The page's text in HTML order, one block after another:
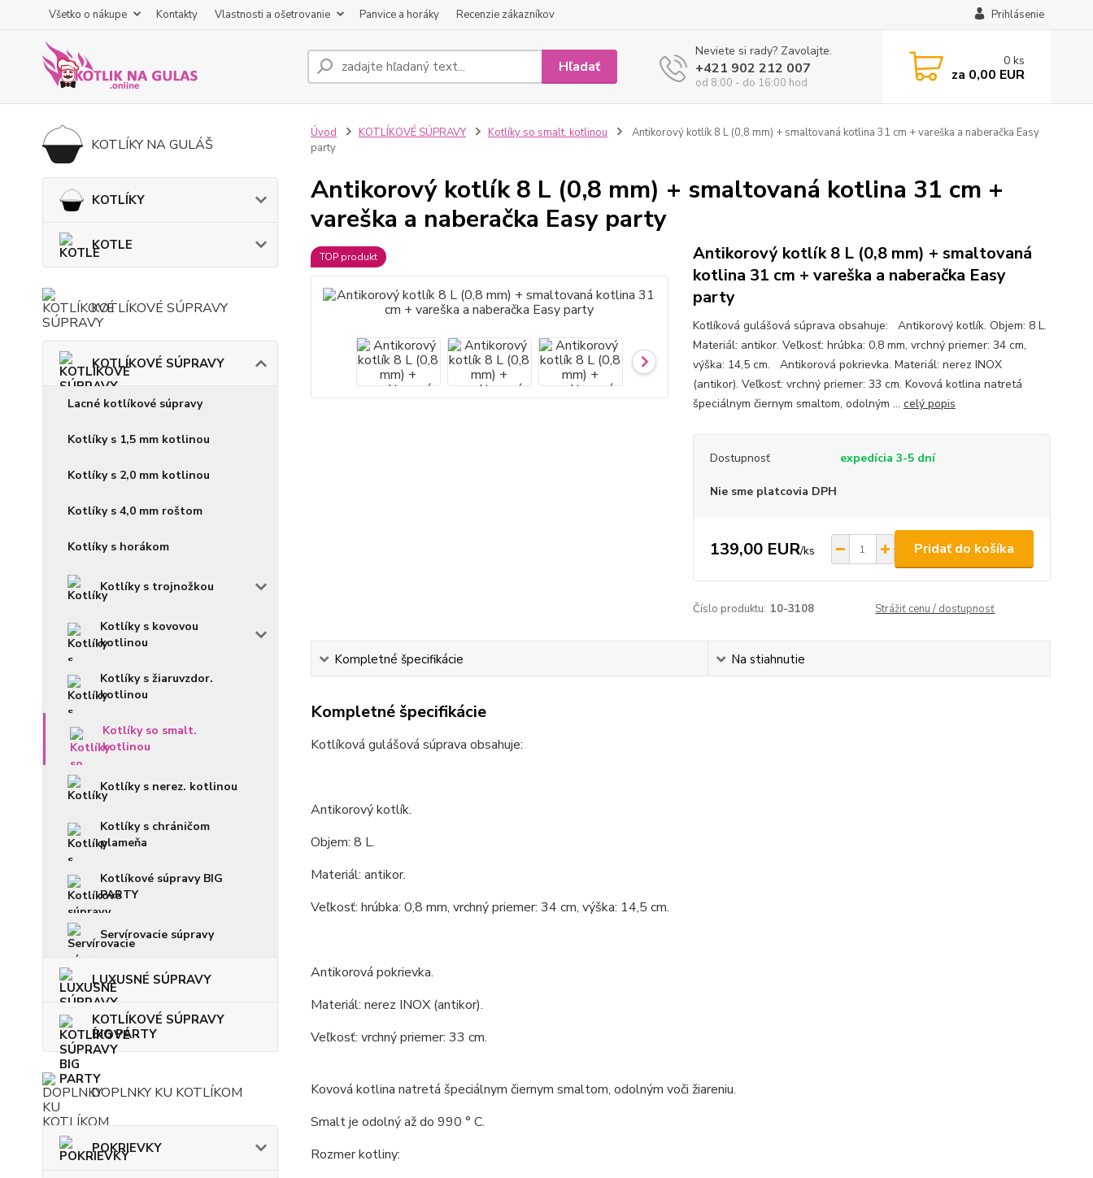
Všetko o nákupe Kontakty Vlastnosti a ošetrovanie Panvice a horáky Recenzie zákazníkov Prihlásenie
Hľadať
Neviete si rady? Zavolajte.
+421 902 212 007
od 8:00 - do 16:00 hod
0 ks
za 0,00 EUR
KOTLÍKY NA GULÁŠ
KOTLÍKY
KOTLE
KOTLÍKOVÉ SÚPRAVY
KOTLÍKOVÉ SÚPRAVY
Lacné kotlíkové súpravy
Kotlíky s 1,5 mm kotlinou
Kotlíky s 2,0 mm kotlinou
Kotlíky s 4,0 mm roštom
Kotlíky s horákom
Kotlíky s trojnožkou
Kotlíky s kovovou
kotlinou
Kotlíky s žiaruvzdor.
kotlinou
Kotlíky so smalt.
kotlinou
Kotlíky s nerez. kotlinou
Kotlíky s chráničom
plameňa
Kotlíkové súpravy BIG
PARTY
Servírovacie súpravy
LUXUSNÉ SÚPRAVY
KOTLÍKOVÉ SÚPRAVY
BIG PARTY
DOPLNKY KU KOTLÍKOM
POKRIEVKY
Úvod KOTLÍKOVÉ SÚPRAVY Kotlíky so smalt. kotlinou
Antikorový kotlík 8 L (0,8 mm) + smaltovaná kotlina 31 cm + vareška a naberačka Easy
party
Antikorový kotlík 8 L (0,8 mm) + smaltovaná kotlina 31 cm +
vareška a naberačka Easy party
TOP produkt
Antikorový kotlík 8 L (0,8 mm) + smaltovaná
kotlina 31 cm + vareška a naberačka Easy
party
Kotlíková gulášová súprava obsahuje: Antikorový kotlík. Objem: 8 L.
Materiál: antikor. Veľkosť: hrúbka: 0,8 mm, vrchný priemer: 34 cm,
výška: 14,5 cm. Antikorová pokrievka. Materiál: nerez INOX
(antikor). Veľkosť: vrchný priemer: 33 cm. Kovová kotlina natretá
špeciálnym čiernym smaltom, odolným ... celý popis
Dostupnosť expedícia 3-5 dní
Nie sme platcovia DPH
139,00 EUR/ks Pridať do košíka
Číslo produktu: 10-3108 Strážiť cenu / dostupnosť
Kompletné špecifikácie Na stiahnutie
Kompletné špecifikácie
Kotlíková gulášová súprava obsahuje:
Antikorový kotlík.
Objem: 8 L.
Materiál: antikor.
Veľkosť: hrúbka: 0,8 mm, vrchný priemer: 34 cm, výška: 14,5 cm.
Antikorová pokrievka.
Materiál: nerez INOX (antikor).
Veľkosť: vrchný priemer: 33 cm.
Kovová kotlina natretá špeciálnym čiernym smaltom, odolným voči žiareniu.
Smalt je odolný až do 990 ° C.
Rozmer kotliny: